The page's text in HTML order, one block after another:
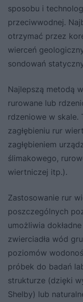
sposobu i
przeciwwodnej.
otrzymać przez
wierceń
sondowań
Najlepszą metodą
rurowane lub
rdzeniowe w skale.
zagłębieniu rur
zagłębieniem
ślimakowego,
wiertniczej itp.).
Zastosowanie rur
poszczególnych
umożliwia
zwierciadła wód
poziomów
próbek do badań
strukturze (dzięki
Shelby) lub